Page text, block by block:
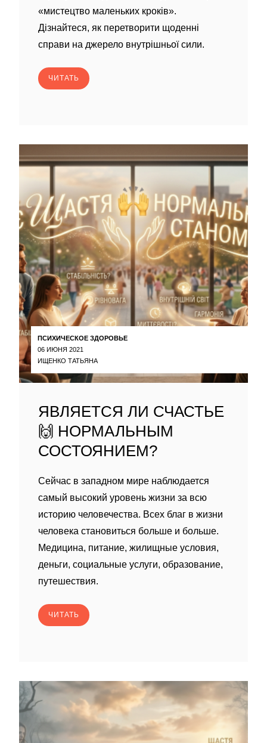
«мистецтво маленьких кроків».
Дізнайтеся, як перетворити щоденні
справи на джерело внутрішньої сили.
ЧИТАТЬ
ПСИХИЧЕСКОЕ ЗДОРОВЬЕ
06 ИЮНЯ 2021
ИЩЕНКО ТАТЬЯНА
ЯВЛЯЕТСЯ ЛИ СЧАСТЬЕ
🙌 НОРМАЛЬНЫМ
СОСТОЯНИЕМ?
Сейчас в западном мире наблюдается
самый высокий уровень жизни за всю
историю человечества. Всех благ в жизни
человека становиться больше и больше.
Медицина, питание, жилищные условия,
деньги, социальные услуги, образование,
путешествия.
ЧИТАТЬ